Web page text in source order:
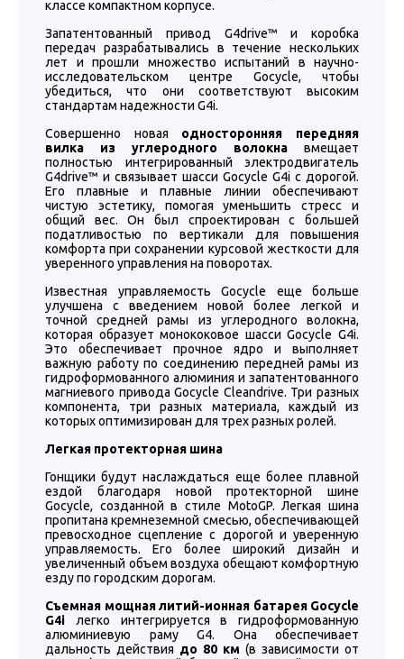
классе компактном корпусе.
Запатентованный привод G4drive™ и коробка
передач разрабатывались в течение нескольких
лет и прошли множество испытаний в научно-
исследовательском центре Gocycle, чтобы
убедиться, что они соответствуют высоким
стандартам надежности G4i.
Совершенно новая односторонняя передняя
вилка из углеродного волокна вмещает
полностью интегрированный электродвигатель
G4drive™ и связывает шасси Gocycle G4i с дорогой.
Его плавные и плавные линии обеспечивают
чистую эстетику, помогая уменьшить стресс и
общий вес. Он был спроектирован с большей
податливостью по вертикали для повышения
комфорта при сохранении курсовой жесткости для
уверенного управления на поворотах.
Известная управляемость Gocycle еще больше
улучшена с введением новой более легкой и
точной средней рамы из углеродного волокна,
которая образует монококовое шасси Gocycle G4i.
Это обеспечивает прочное ядро ​​и выполняет
важную работу по соединению передней рамы из
гидроформованного алюминия и запатентованного
магниевого привода Gocycle Cleandrive. Три разных
компонента, три разных материала, каждый из
которых оптимизирован для трех разных ролей.
Легкая протекторная шина
Гонщики будут наслаждаться еще более плавной
ездой благодаря новой протекторной шине
Gocycle, созданной в стиле MotoGP. Легкая шина
пропитана кремнеземной смесью, обеспечивающей
превосходное сцепление с дорогой и уверенную
управляемость. Его более широкий дизайн и
увеличенный объем воздуха обещают комфортную
езду по городским дорогам.
Съемная мощная литий-ионная батарея Gocycle
G4i легко интегрируется в гидроформованную
алюминиевую раму G4. Она обеспечивает
дальность действия до 80 км (в зависимости от